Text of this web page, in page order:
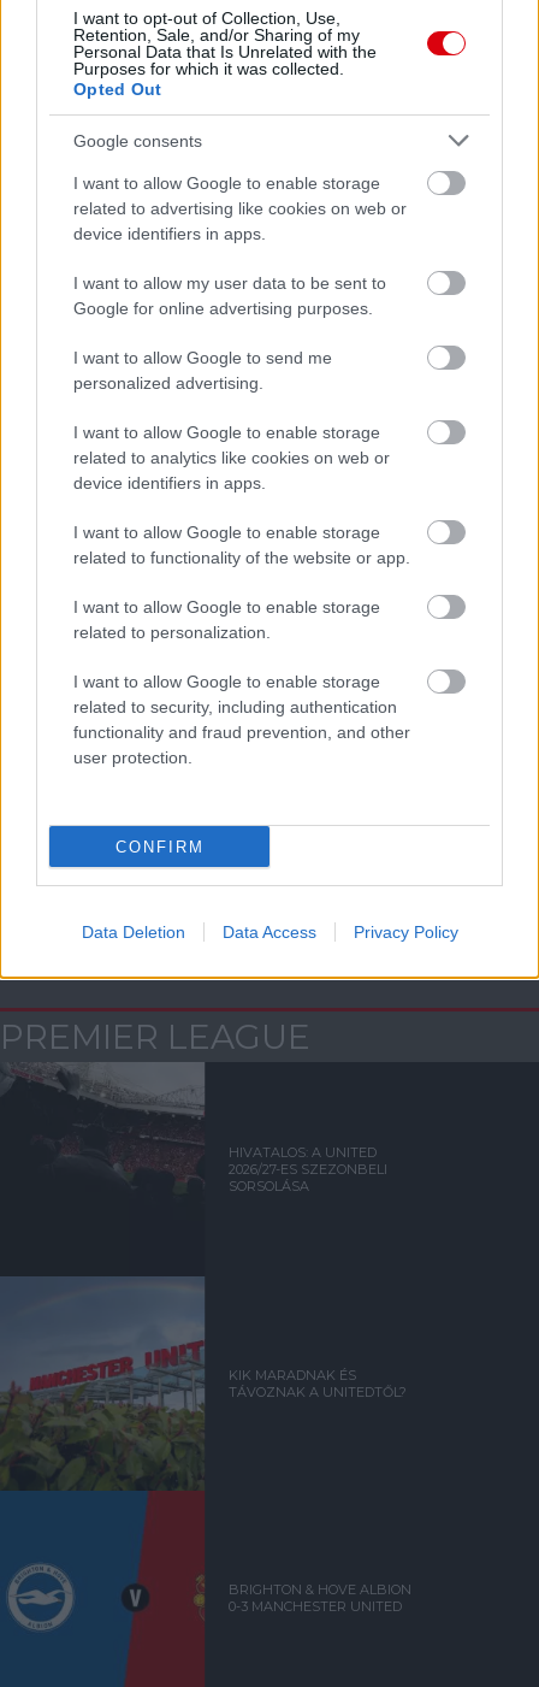
I want to opt-out of Collection, Use,
Retention, Sale, and/or Sharing of my
Personal Data that Is Unrelated with the
Purposes for which it was collected.
Opted Out
Google consents
I want to allow Google to enable storage
related to advertising like cookies on web or
device identifiers in apps.
I want to allow my user data to be sent to
Google for online advertising purposes.
I want to allow Google to send me
personalized advertising.
I want to allow Google to enable storage
related to analytics like cookies on web or
device identifiers in apps.
I want to allow Google to enable storage
related to functionality of the website or app.
I want to allow Google to enable storage
related to personalization.
I want to allow Google to enable storage
related to security, including authentication
functionality and fraud prevention, and other
user protection.
CONFIRM
Data Deletion Data Access Privacy Policy
Meccs Center
Paris Saint-Germain
Manchester United
Felkészülési szezon 4. mérkőzés
2026-08-08 17:00
Leeds UnitedvsManchester United
AC MilanvsManchester United2026-08-15 18:00
Támogatás
Támogasd adományoddal
PREMIER LEAGUE
HIVATALOS: A UNITED
2026/27-ES SZEZONBELI
SORSOLÁSA
KIK MARADNAK ÉS
TÁVOZNAK A UNITEDTŐL?
BRIGHTON & HOVE ALBION
0-3 MANCHESTER UNITED